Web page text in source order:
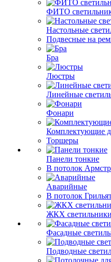
ФИТО
Настольные
Подвесные на
Бра
Люстры
Линейные
Фонари
Комплектующие
Торшеры
Панели тонкие
В потолок
Аварийные
В потолок
ЖКХ светильники
Фасадные
Подводные